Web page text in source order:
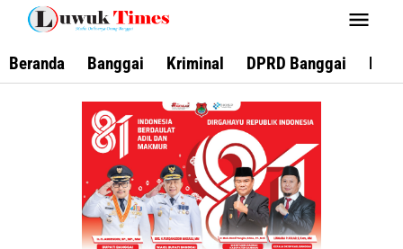
Lewati
konten
Beranda Banggai Kriminal DPRD Banggai